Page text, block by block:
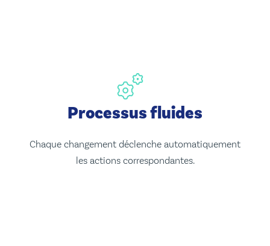
Processus fluides
Chaque changement déclenche automatiquement
les actions correspondantes.